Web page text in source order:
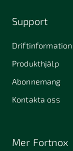
Support
Driftinformation
Produkthjälp
Abonnemang
Kontakta oss
Mer Fortnox